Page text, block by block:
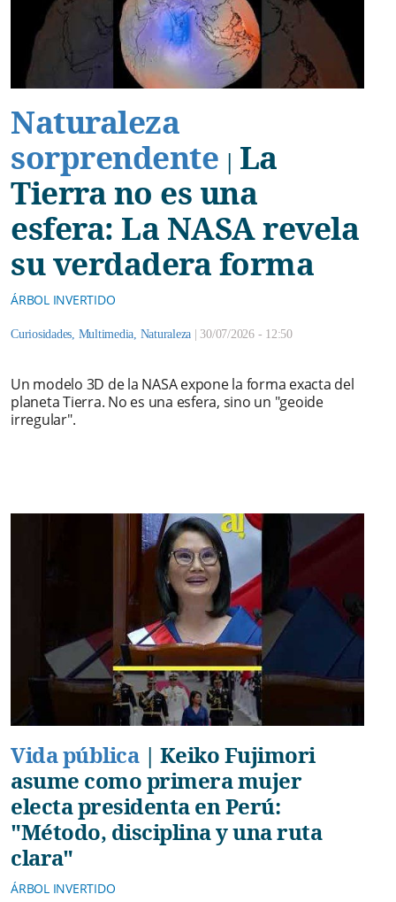
Naturaleza
sorprendente | La
Tierra no es una
esfera: La NASA revela
su verdadera forma
ÁRBOL INVERTIDO
Curiosidades Multimedia Naturaleza |30/07/2026 - 12:50
Un modelo 3D de la NASA expone la forma exacta del
planeta Tierra. No es una esfera, sino un "geoide
irregular".
Vida pública| Keiko Fujimori
asume como primera mujer
electa presidenta en Perú:
"Método, disciplina y una ruta
clara"
ÁRBOL INVERTIDO